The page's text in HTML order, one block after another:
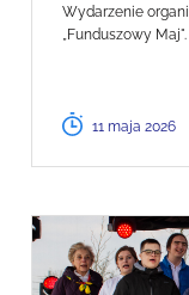
Wydarzenie
„Funduszowy
11 maja 2026